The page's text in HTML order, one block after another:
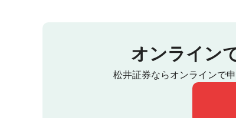
オンライン
松井証券ならオンラインで